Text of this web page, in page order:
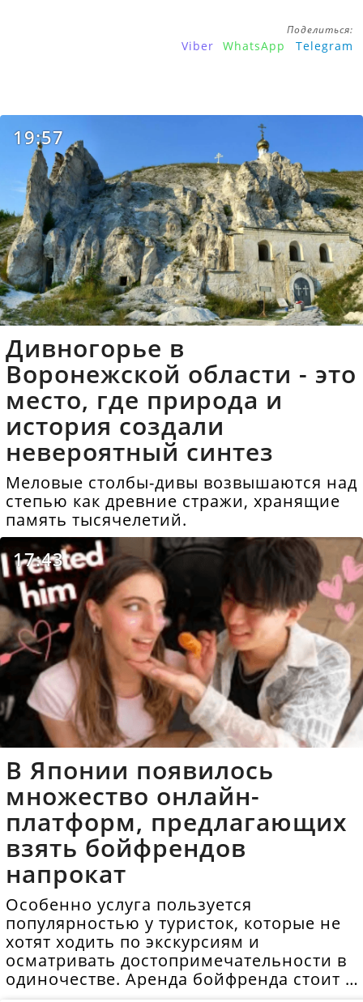
Поделиться:
Viber WhatsApp Telegram
19:57
Дивногорье в
Воронежской области - это
место, где природа и
история создали
невероятный синтез
Меловые столбы-дивы возвышаются над
степью как древние стражи, хранящие
память тысячелетий.
17:43
В Японии появилось
множество онлайн-
платформ, предлагающих
взять бойфрендов
напрокат
Особенно услуга пользуется
популярностью у туристок, которые не
хотят ходить по экскурсиям и
осматривать достопримечательности в
одиночестве. Аренда бойфренда стоит в